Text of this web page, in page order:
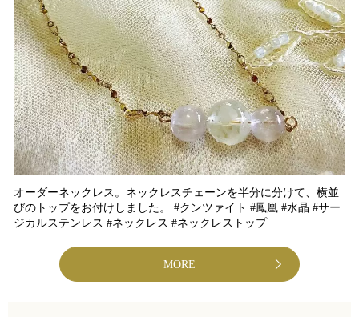
オーダーネックレス。ネックレスチェーンを半分に分けて、横並
びのトップをお付けしました。 #クンツァイト #鳳凰 #水晶 #サー
ジカルステンレス #ネックレス #ネックレストップ
MORE